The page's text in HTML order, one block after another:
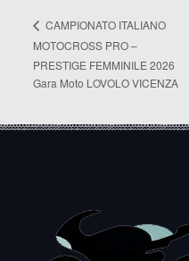
CAMPIONATO ITALIANO
MOTOCROSS PRO –
PRESTIGE FEMMINILE 2026
Gara Moto LOVOLO VICENZA